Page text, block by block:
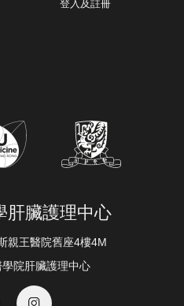
登入及註冊
肝臟護理中心
親王醫院舊座4樓4M
院肝臟護理中心